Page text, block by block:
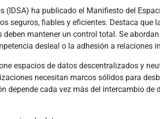
(IDSA) ha publicado el Manifiesto del
seguros, fiables y eficientes. Destaca
deben mantener un control total. Se
desleal o la adhesión a relaciones
espacios de datos descentralizados y
necesitan marcos sólidos para
depende cada vez más del intercambio